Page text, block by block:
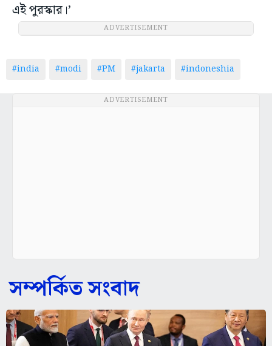
এই পুরস্কার।’
ADVERTISEMENT
#india #modi #PM #jakarta #indoneshia
ADVERTISEMENT
সম্পর্কিত সংবাদ